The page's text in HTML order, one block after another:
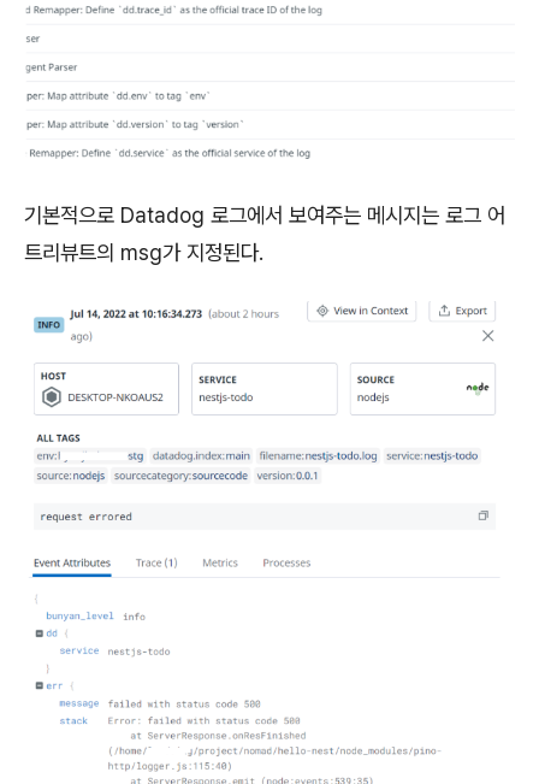
기본적으로 Datadog 로그에서 보여주는 메시지는 로그 어
트리뷰트의 msg가 지정된다.